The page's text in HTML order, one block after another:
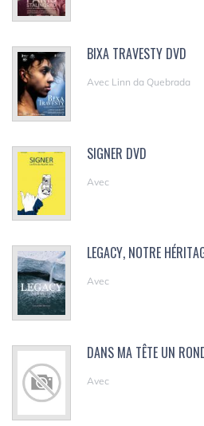
BIXA TRAVESTY DVD
Avec Linn da Quebrada
SIGNER DVD
Avec
LEGACY, NOTRE
Avec
DANS MA TÊTE UN
Avec